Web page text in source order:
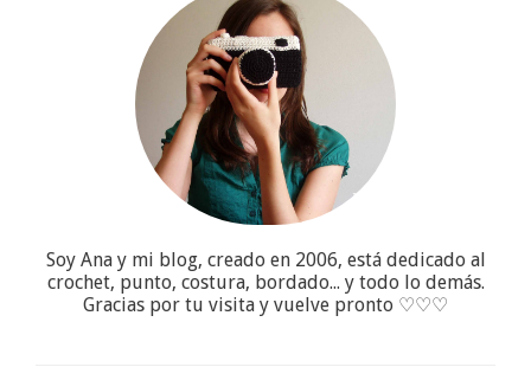
Soy Ana y mi blog, creado en 2006, está dedicado al
crochet, punto, costura, bordado... y todo lo demás.
Gracias por tu visita y vuelve pronto ♡♡♡